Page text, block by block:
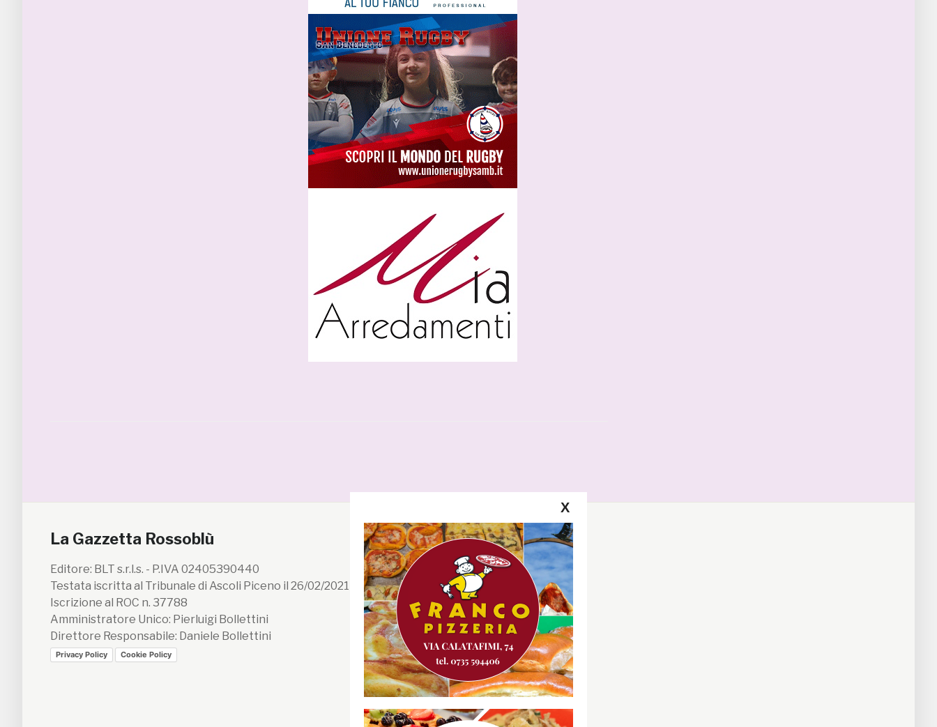
La Gazzetta Rossoblù
Editore: BLT s.r.l.s. - P.IVA 02405390440
Testata iscritta al Tribunale di Ascoli Piceno il 26/02/2021 n. 199/2021
Iscrizione al ROC n. 37788
Amministratore Unico: Pierluigi Bollettini
Direttore Responsabile: Daniele Bollettini
Privacy Policy Cookie Policy
Segui la GRB
Facebook
Instagram
Twitter
Youtube
X